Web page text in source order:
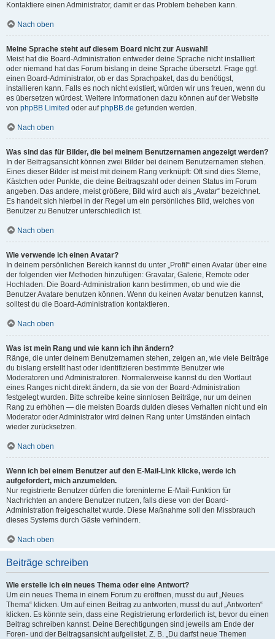
Kontaktiere einen Administrator, damit er das Problem beheben kann.
Nach oben
Meine Sprache steht auf diesem Board nicht zur Auswahl!
Meist hat die Board-Administration entweder deine Sprache nicht installiert
oder niemand hat das Forum bislang in deine Sprache übersetzt. Frage ggf.
einen Board-Administrator, ob er das Sprachpaket, das du benötigst,
installieren kann. Falls es noch nicht existiert, würden wir uns freuen, wenn du
es übersetzen würdest. Weitere Informationen dazu können auf der Website
von phpBB Limited oder aufphpBB.de gefunden werden.
Nach oben
Was sind das für Bilder, die bei meinem Benutzernamen angezeigt werden?
In der Beitragsansicht können zwei Bilder bei deinem Benutzernamen stehen.
Eines dieser Bilder ist meist mit deinem Rang verknüpft: Oft sind dies Sterne,
Kästchen oder Punkte, die deine Beitragszahl oder deinen Status im Forum
angeben. Das andere, meist größere, Bild wird auch als „Avatar“ bezeichnet.
Es handelt sich hierbei in der Regel um ein persönliches Bild, welches von
Benutzer zu Benutzer unterschiedlich ist.
Nach oben
Wie verwende ich einen Avatar?
In deinem persönlichen Bereich kannst du unter „Profil“ einen Avatar über eine
der folgenden vier Methoden hinzufügen: Gravatar, Galerie, Remote oder
Hochladen. Die Board-Administration kann bestimmen, ob und wie die
Benutzer Avatare benutzen können. Wenn du keinen Avatar benutzen kannst,
solltest du die Board-Administration kontaktieren.
Nach oben
Was ist mein Rang und wie kann ich ihn ändern?
Ränge, die unter deinem Benutzernamen stehen, zeigen an, wie viele Beiträge
du bislang erstellt hast oder identifizieren bestimmte Benutzer wie
Moderatoren und Administratoren. Normalerweise kannst du den Wortlaut
eines Ranges nicht direkt ändern, da sie von der Board-Administration
festgelegt wurden. Bitte schreibe keine sinnlosen Beiträge, nur um deinen
Rang zu erhöhen — die meisten Boards dulden dieses Verhalten nicht und ein
Moderator oder Administrator wird deinen Rang unter Umständen einfach
wieder zurücksetzen.
Nach oben
Wenn ich bei einem Benutzer auf den E-Mail-Link klicke, werde ich
aufgefordert, mich anzumelden.
Nur registrierte Benutzer dürfen die foreninterne E-Mail-Funktion für
Nachrichten an andere Benutzer nutzen, falls diese von der Board-
Administration freigeschaltet wurde. Diese Maßnahme soll den Missbrauch
dieses Systems durch Gäste verhindern.
Nach oben
Beiträge schreiben
Wie erstelle ich ein neues Thema oder eine Antwort?
Um ein neues Thema in einem Forum zu eröffnen, musst du auf „Neues
Thema“ klicken. Um auf einen Beitrag zu antworten, musst du auf „Antworten“
klicken. Es könnte sein, dass eine Registrierung erforderlich ist, bevor du einen
Beitrag schreiben kannst. Deine Berechtigungen sind jeweils am Ende der
Foren- und der Beitragsansicht aufgelistet. Z. B. „Du darfst neue Themen